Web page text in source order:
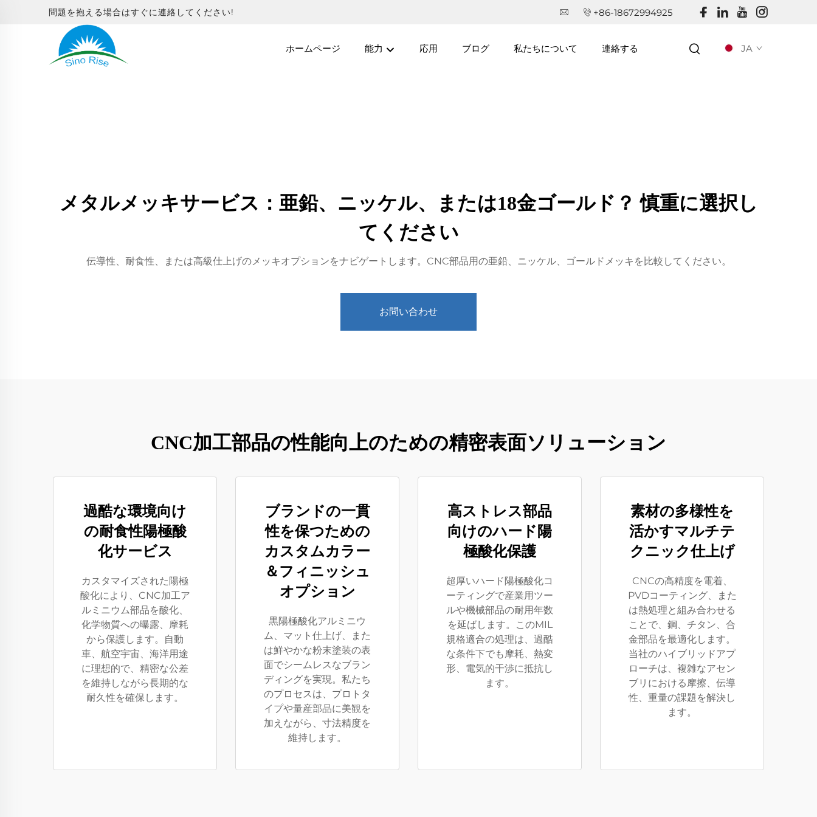
問題を抱える場合はすぐに連絡してください! +86-18672994925
ホームページ 能力 応用 ブログ 私たちについて 連絡する JA
メタルメッキサービス：亜鉛、ニッケル、または18金ゴールド？ 慎重に選択し
てください
伝導性、耐食性、または高級仕上げのメッキオプションをナビゲートします。CNC部品用の亜鉛、ニッケル、ゴールドメッキを比較してください。
お問い合わせ
CNC加工部品の性能向上のための精密表面ソリューション
過酷な環境向け
の耐食性陽極酸
化サービス
カスタマイズされた陽極
酸化により、CNC加工ア
ルミニウム部品を酸化、
化学物質への曝露、摩耗
から保護します。自動
車、航空宇宙、海洋用途
に理想的で、精密な公差
を維持しながら長期的な
耐久性を確保します。
ブランドの一貫
性を保つための
カスタムカラー
＆フィニッシュ
オプション
黒陽極酸化アルミニウ
ム、マット仕上げ、また
は鮮やかな粉末塗装の表
面でシームレスなブラン
ディングを実現。私たち
のプロセスは、プロトタ
イプや量産部品に美観を
加えながら、寸法精度を
維持します。
高ストレス部品
向けのハード陽
極酸化保護
超厚いハード陽極酸化コ
ーティングで産業用ツー
ルや機械部品の耐用年数
を延ばします。このMIL
規格適合の処理は、過酷
な条件下でも摩耗、熱変
形、電気的干渉に抵抗し
ます。
素材の多様性を
活かすマルチテ
クニック仕上げ
CNCの高精度を電着、
PVDコーティング、また
は熱処理と組み合わせる
ことで、鋼、チタン、合
金部品を最適化します。
当社のハイブリッドアプ
ローチは、複雑なアセン
ブリにおける摩擦、伝導
性、重量の課題を解決し
ます。